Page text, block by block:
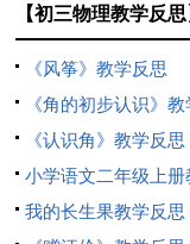
【初三物理教学反
《风筝》教学反思
《角的初步认识》
《认识角》教学反思
小学语文二年级上册
我的长生果教学反思